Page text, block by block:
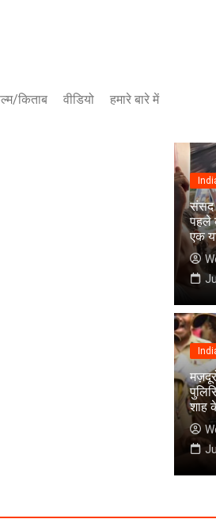
किताब वीडियो हमारे बारे में
संसद
पहले
एक
शाह